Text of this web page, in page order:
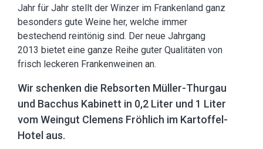
Jahr für Jahr stellt der Winzer im Frankenland ganz
besonders gute Weine her, welche immer
bestechend reintönig sind. Der neue Jahrgang
2013 bietet eine ganze Reihe guter Qualitäten von
frisch leckeren Frankenweinen an.
Wir schenken die Rebsorten Müller-Thurgau
und Bacchus Kabinett in 0,2 Liter und 1 Liter
vom Weingut Clemens Fröhlich im Kartoffel-
Hotel aus.